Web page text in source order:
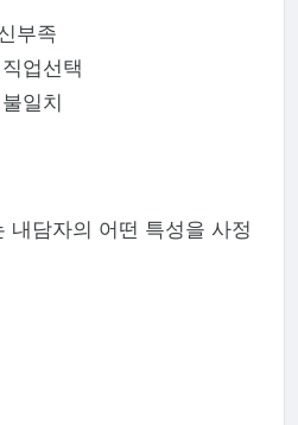
부족
업선택
일치
내담자의 어떤 특성을 사정